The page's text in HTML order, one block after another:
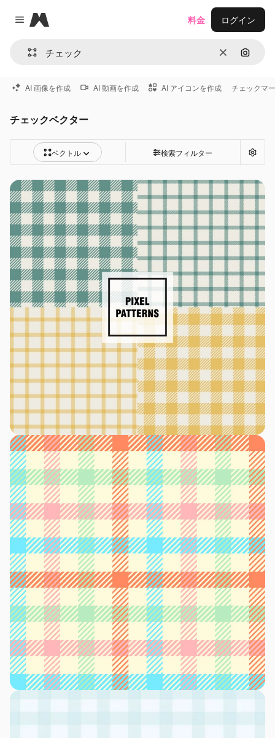
Close menu
Magnific
消去 画像で
料金 ログイン
AI 画像を作成 AI 動画を作成 AI アイコンを作成 チェックマ
チェックベクター
ベクトル 検索フィルター